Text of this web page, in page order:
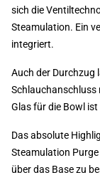
sich die
Steamulation. Ein
integriert.
Auch der Durchzug
Schlauchanschluss
Glas für die Bowl
Das absolute
Steamulation
über das Base zu